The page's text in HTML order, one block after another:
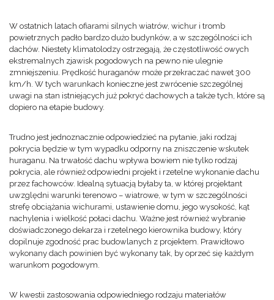
W ostatnich latach ofiarami silnych wiatrów, wichur i tromb
powietrznych padło bardzo dużo budynków, a w szczególności ich
dachów. Niestety klimatolodzy ostrzegają, że częstotliwość owych
ekstremalnych zjawisk pogodowych na pewno nie ulegnie
zmniejszeniu. Prędkość huraganów może przekraczać nawet 300
km/h. W tych warunkach konieczne jest zwrócenie szczególnej
uwagi na stan istniejących już pokryć dachowych a także tych, które są
dopiero na etapie budowy.
Trudno jest jednoznacznie odpowiedzieć na pytanie, jaki rodzaj
pokrycia będzie w tym wypadku odporny na zniszczenie wskutek
huraganu. Na trwałość dachu wpływa bowiem nie tylko rodzaj
pokrycia, ale również odpowiedni projekt i rzetelne wykonanie dachu
przez fachowców. Idealną sytuacją byłaby ta, w której projektant
uwzględni warunki terenowo – wiatrowe, w tym w szczególności
strefę obciążania wichurami, ustawienie domu, jego wysokość, kąt
nachylenia i wielkość połaci dachu. Ważne jest również wybranie
doświadczonego dekarza i rzetelnego kierownika budowy, który
dopilnuje zgodność prac budowlanych z projektem. Prawidłowo
wykonany dach powinien być wykonany tak, by oprzeć się każdym
warunkom pogodowym.
W kwestii zastosowania odpowiedniego rodzaju materiałów